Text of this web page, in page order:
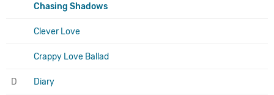
Chasing Shadows
Clever Love
Crappy Love Ballad
D Diary